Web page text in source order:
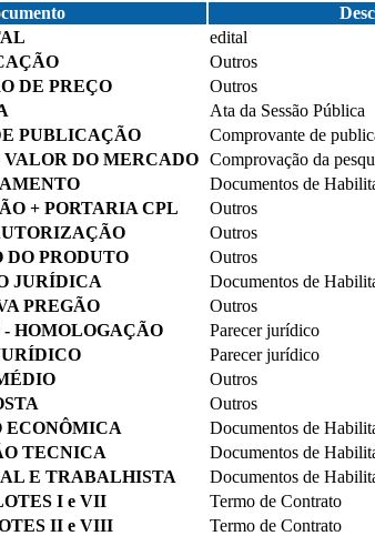
edital
Outros
DE PREÇO
Outros
Ata da Sessão Pública
PUBLICAÇÃO
Comprovante de
VALOR DO MERCADO Comprovação da
Documentos de
+ PORTARIA CPL
Outros
Outros
PRODUTO
Outros
JURÍDICA
Documentos de
PREGÃO
Outros
HOMOLOGAÇÃO
Parecer jurídico
Parecer jurídico
Outros
Outros
Documentos de
TECNICA
Documentos de
E TRABALHISTA
Documentos de
I e VII
Termo de Contrato
II e VIII
Termo de Contrato